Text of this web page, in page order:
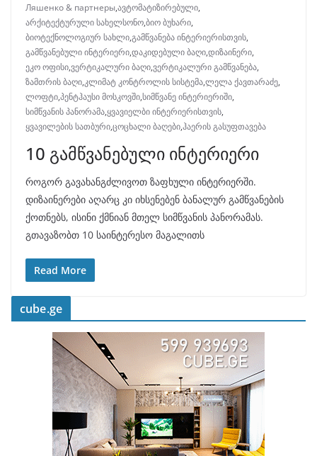
Ляшенко & партнеры,ავტომატიზირებული,
არქიტექტურული სახელსონო,ბიო ბუხარი,
ბიოტექნოლოგიურ სახლი,გამწვანება ინტერიერისთვის,
გამწვანებული ინტერიერი,დაკიდებული ბაღი,დიზაინერი,
ეკო ოფისი,ვერტიკალური ბაღი,ვერტიკალური გამწვანება,
ზამთრის ბაღი,კლიმატ კონტროლის სისტემა,ლელა ქავთარაძე,
ლოფტი,პენტჰაუსი მოსკოვში,სიმწვანე ინტერიერიში,
სიმწვანის პანორამა,ყვავიელბი ინტერიერისთვის,
ყვავილების სათბური,ცოცხალი ბაღები,ჰაერის გასუფთავება
10 გამწვანებული ინტერიერი
როგორ გავახანგძლივოთ ზაფხული ინტერიერში.
დიზაინერები აღარც კი იხსენებენ ბანალურ გამწვანების
ქოთნებს, ისინი ქმნიან მთელ სიმწვანის პანორამას.
გთავაზობთ 10 საინტერესო მაგალითს
Read More
cube.ge